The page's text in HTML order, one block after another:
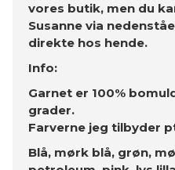
vores butik, men du
Susanne via
direkte hos hende.
Info:
Garnet er 100%
grader.
Farverne jeg tilbyder
Blå, mørk blå, grøn,